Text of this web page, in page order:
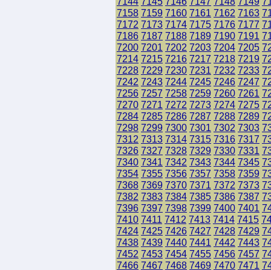
7158 7159 7160 7161 7162 7163
7172 7173 7174 7175 7176 7177
7186 7187 7188 7189 7190 7191
7200 7201 7202 7203 7204 7205
7214 7215 7216 7217 7218 7219
7228 7229 7230 7231 7232 7233
7242 7243 7244 7245 7246 7247
7256 7257 7258 7259 7260 7261
7270 7271 7272 7273 7274 7275
7284 7285 7286 7287 7288 7289
7298 7299 7300 7301 7302 7303
7312 7313 7314 7315 7316 7317
7326 7327 7328 7329 7330 7331
7340 7341 7342 7343 7344 7345
7354 7355 7356 7357 7358 7359
7368 7369 7370 7371 7372 7373
7382 7383 7384 7385 7386 7387
7396 7397 7398 7399 7400 7401
7410 7411 7412 7413 7414 7415
7424 7425 7426 7427 7428 7429
7438 7439 7440 7441 7442 7443
7452 7453 7454 7455 7456 7457
7466 7467 7468 7469 7470 7471